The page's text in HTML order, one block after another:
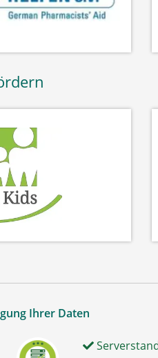
Ihrer Daten